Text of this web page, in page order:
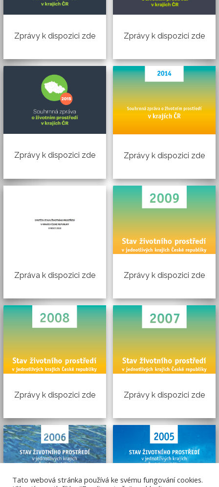
Zprávy k dispozici zde Zprávy k dispozici zde
Zprávy k dispozici zde Zprávy k dispozici zde
Zpráva k dispozici zde Zprávy k dispozici zde
Zprávy k dispozici zde Zprávy k dispozici zde
Tato webová stránka používá ke svému fungování cookies.